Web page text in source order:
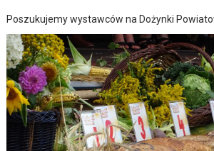
Poszukujemy wystawców na Dożynki